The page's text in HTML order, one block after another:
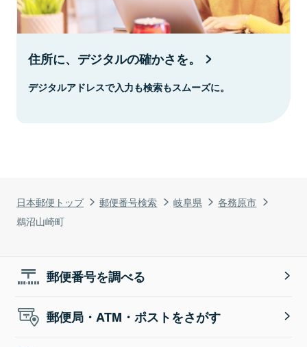
日本郵便トップ 郵便番号検索 岐阜県
各務原市
鵜沼山崎町
住所に、デジタルの確かさを。
デジタルアドレスで入力も検索もスムーズに。
郵便番号を調べる
郵便局・ATM・ポストをさがす